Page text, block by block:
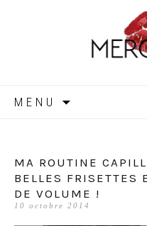
MENU
MA ROUTINE
BELLES FRISETTES
DE VOLUME !
10 octobre 2014